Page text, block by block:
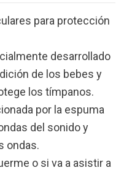
para protección
desarrollado
de los bebes y
los tímpanos.
por la espuma
del sonido y
ondas.
o si va a asistir a